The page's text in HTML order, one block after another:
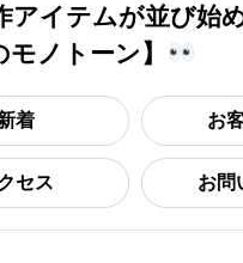
アイテムが並び始
モノトーン】
着 お
セス お問